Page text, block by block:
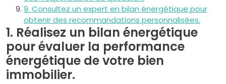
9. Consultez un expert en bilan énergétique pour
obtenir des recommandations personnalisées.
1. Réalisez un bilan énergétique
pour évaluer la performance
énergétique de votre bien
immobilier.